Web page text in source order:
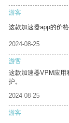
游客
这款加速器app的价
2024-08-25
游客
这款加速器VPM应用
护。
2024-08-25
游客